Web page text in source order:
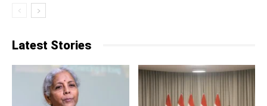
Latest Stories